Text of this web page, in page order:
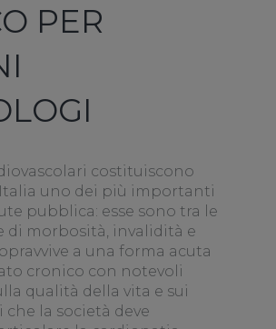
PER
costituiscono
uno dei più importanti
pubblica: esse sono tra le
di morbosità, invalidità e
a una forma acuta
cronico con notevoli
qualità della vita e sui
la società deve